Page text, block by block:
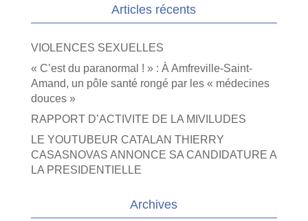
Articles récents
VIOLENCES SEXUELLES
« C’est du paranormal ! » : À Amfreville-Saint-
Amand, un pôle santé rongé par les « médecines
douces »
RAPPORT D’ACTIVITE DE LA MIVILUDES
LE YOUTUBEUR CATALAN THIERRY
CASASNOVAS ANNONCE SA CANDIDATURE A
LA PRESIDENTIELLE
Archives